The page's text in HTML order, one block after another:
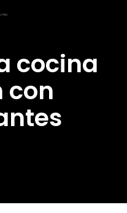
cocina
con